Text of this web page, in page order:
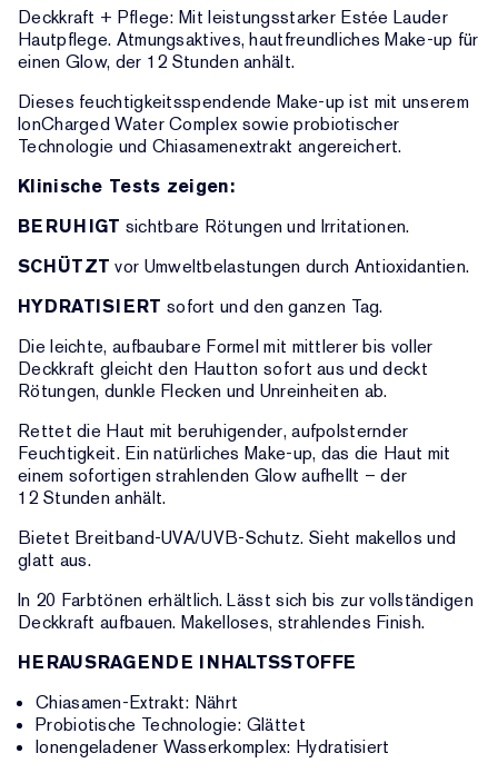
Deckkraft + Pflege: Mit leistungsstarker Estée Lauder
Hautpflege. Atmungsaktives, hautfreundliches Make-up für
einen Glow, der 12 Stunden anhält.
Dieses feuchtigkeitsspendende Make-up ist mit unserem
IonCharged Water Complex sowie probiotischer
Technologie und Chiasamenextrakt angereichert.
Klinische Tests zeigen:
BERUHIGT sichtbare Rötungen und Irritationen.
SCHÜTZT vor Umweltbelastungen durch Antioxidantien.
HYDRATISIERT sofort und den ganzen Tag.
Die leichte, aufbaubare Formel mit mittlerer bis voller
Deckkraft gleicht den Hautton sofort aus und deckt
Rötungen, dunkle Flecken und Unreinheiten ab.
Rettet die Haut mit beruhigender, aufpolsternder
Feuchtigkeit. Ein natürliches Make-up, das die Haut mit
einem sofortigen strahlenden Glow aufhellt – der
12 Stunden anhält.
Bietet Breitband-UVA/UVB-Schutz. Sieht makellos und
glatt aus.
In 20 Farbtönen erhältlich. Lässt sich bis zur vollständigen
Deckkraft aufbauen. Makelloses, strahlendes Finish.
HERAUSRAGENDE INHALTSSTOFFE
Chiasamen-Extrakt: Nährt
Probiotische Technologie: Glättet
Ionengeladener Wasserkomplex: Hydratisiert